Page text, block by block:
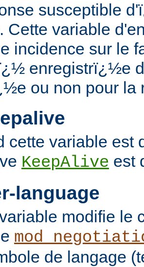
susceptible
Cette variable
incidence sur le
enregistrï¿½e
ou non pour la
cette variable est
KeepAlive est
language
modifie le
de langage